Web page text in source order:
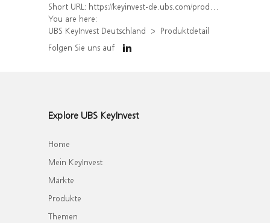
Short URL: https://keyinvest-de.ubs.com/produkt/detail/index/isin/DE000WA40DQ5
You are here:
UBS KeyInvest Deutschland
Produktdetail
Folgen Sie uns auf
Explore UBS KeyInvest
Home
Mein KeyInvest
Märkte
Produkte
Themen